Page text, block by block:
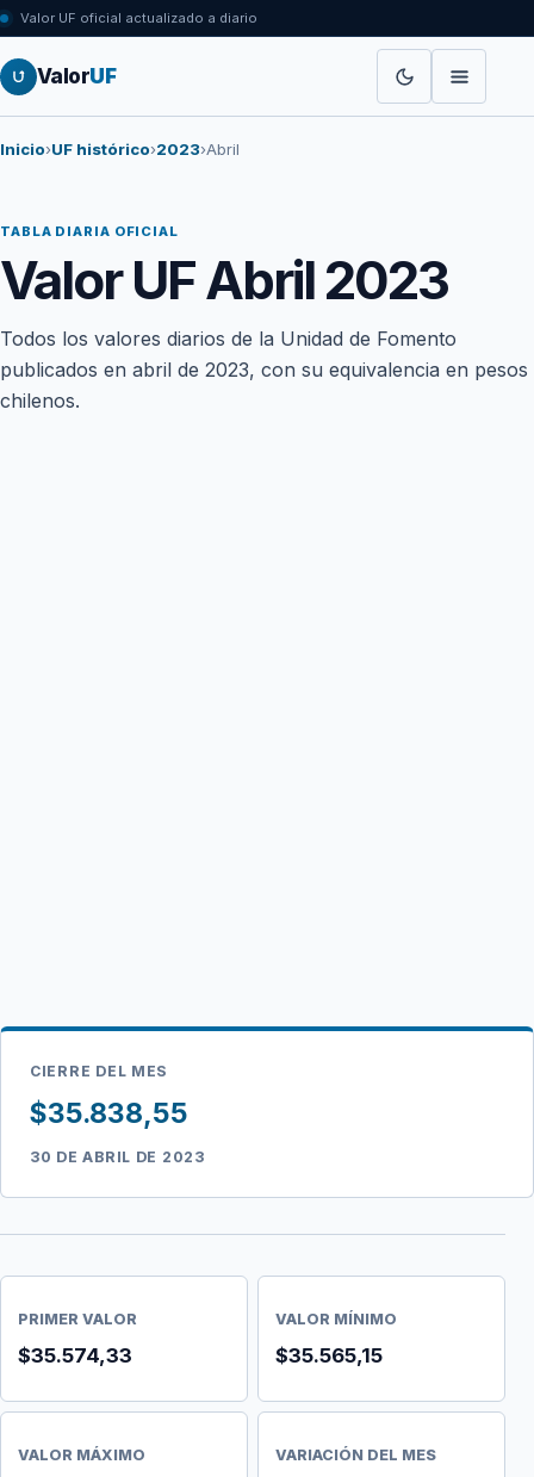
Valor UF oficial actualizado a diario
ValorUF
Inicio›UF histórico›2023›Abril
TABLA DIARIA OFICIAL
Valor UF Abril 2023
Todos los valores diarios de la Unidad de Fomento
publicados en abril de 2023, con su equivalencia en pesos
chilenos.
CIERRE DEL MES
$35.838,55
30 DE ABRIL DE 2023
PRIMER VALOR
$35.574,33
VALOR MÍNIMO
$35.565,15
VALOR MÁXIMO VARIACIÓN DEL MES